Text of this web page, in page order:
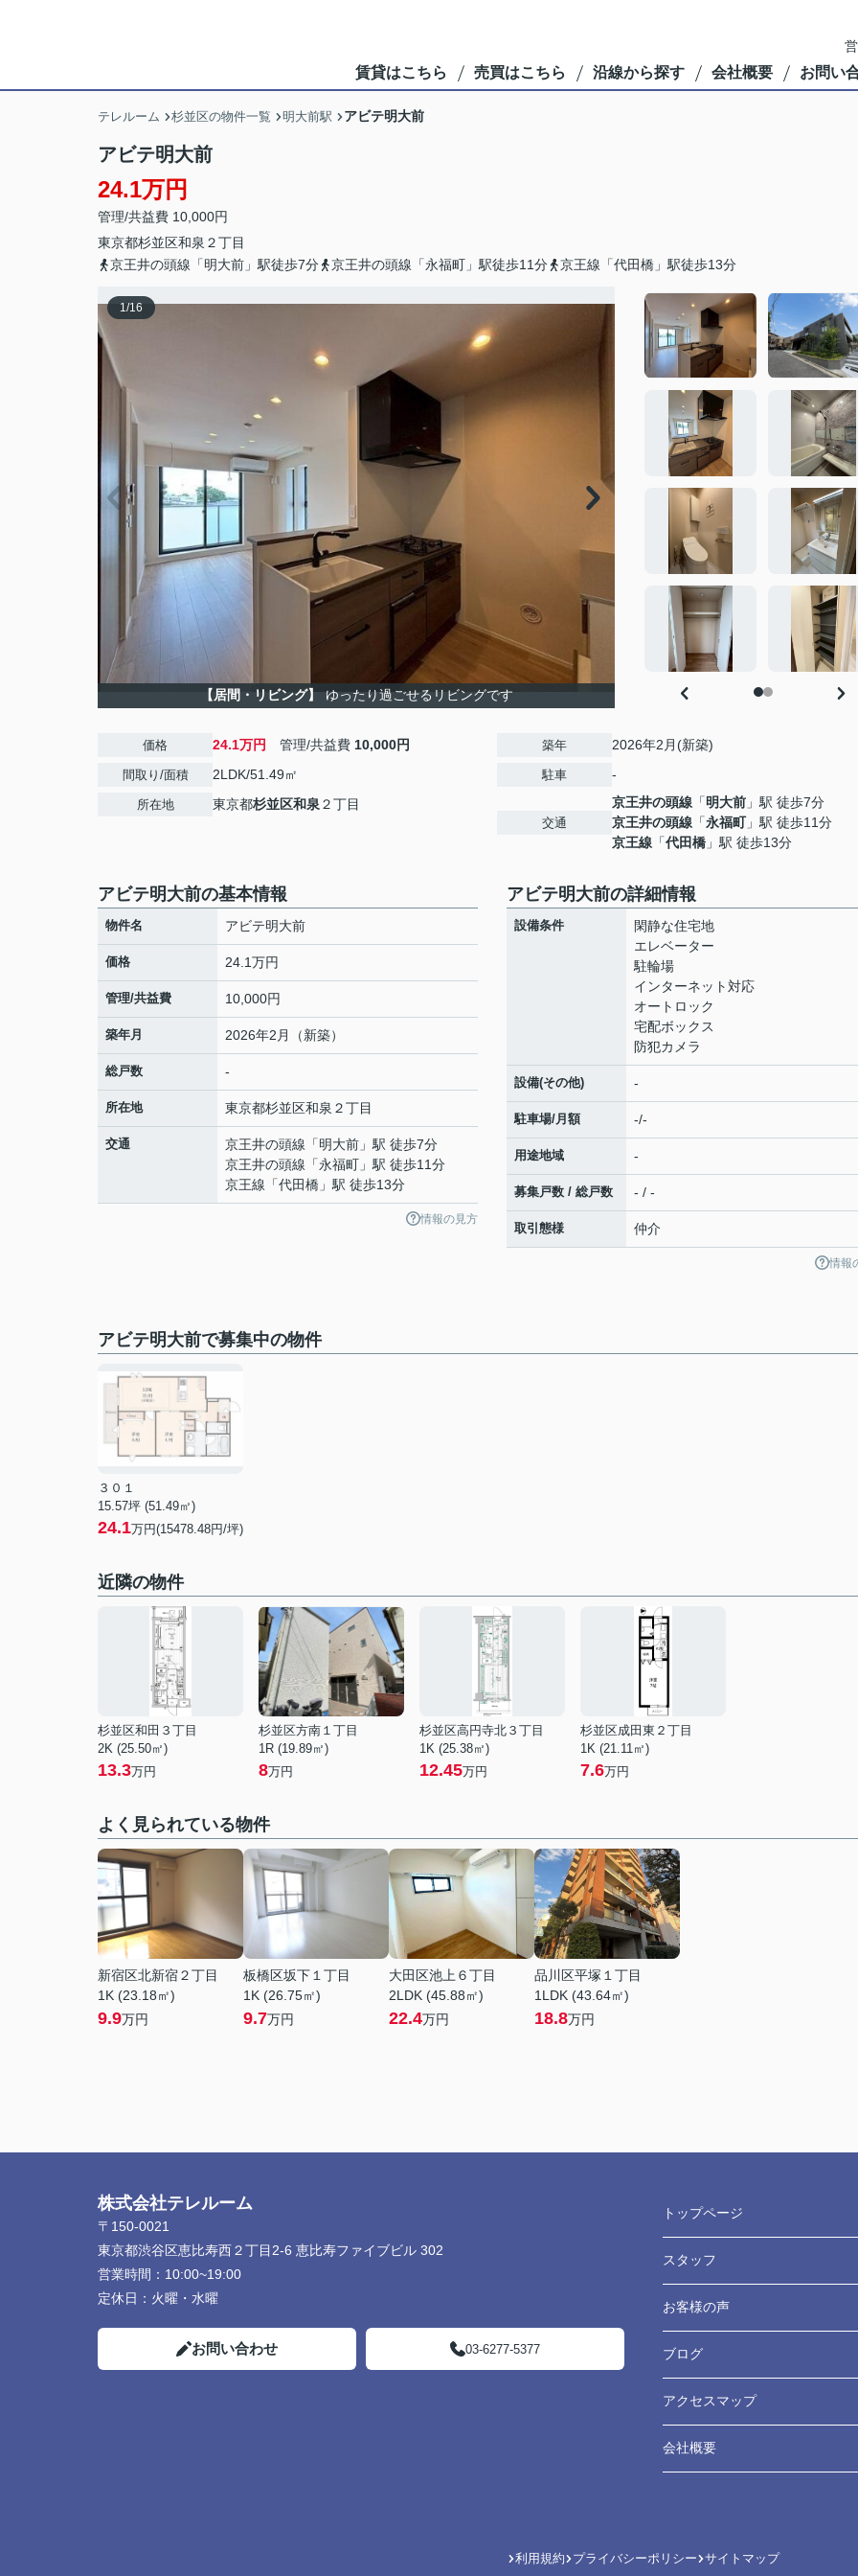
賃貸はこちら 売買はこちら 沿線から探す 会社概要 お問い
テレルーム 杉並区の物件一覧 明大前駅 アビテ明大前
アビテ明大前
24.1万円
管理/共益費 10,000円
東京都杉並区和泉 ２丁目
京王井の頭線「明大前」駅徒歩7分
京王井の頭線「永福町」駅徒歩11分 京王線「代田橋」駅徒歩13分
1/16
【居間・リビング】 ゆったり過ごせるリビングです
価格 24.1万円 管理/共益費 10,000円
間取り/面積 2LDK/51.49㎡
所在地 東京都杉並区和泉 ２丁目
築年 2026年2月(新築)
駐車 -
交通
京王井の頭線 「明大前 」駅 徒歩7分
京王井の頭線 「永福町」駅 徒歩11分
京王線 「代田橋 」駅 徒歩13分
アビテ明大前の基本情報
物件名 アビテ明大前
価格 24.1万円
管理/共益費 10,000円
築年月 2026年2月（新築）
総戸数 -
所在地 東京都杉並区和泉 ２丁目
交通 京王井の頭線 「明大前 」駅 徒歩7分
京王井の頭線 「永福町 」駅 徒歩11分
京王線 「代田橋 」駅 徒歩13分
情報の見方
アビテ明大前の詳細情報
設備条件
閑静な住宅地
エレベーター
駐輪場
インターネット対応
オートロック
宅配ボックス
防犯カメラ
設備(その他) -
駐車場/月額 -/-
用途地域 -
募集戸数 / 総戸数 - / -
取引態様 仲介
情報
アビテ明大前で募集中の物件
３０１
15.57坪 (51.49㎡)
24.1万円(15478.48円/坪)
近隣の物件
杉並区和田３丁目
2K (25.50㎡)
13.3万円
杉並区方南１丁目
1R (19.89㎡)
8万円
杉並区高円寺北３丁目
1K (25.38㎡)
12.45万円
杉並区成田東２丁目
1K (21.11㎡)
7.6万円
よく見られている物件
新宿区北新宿２丁目
1K (23.18㎡)
9.9万円
板橋区坂下１丁目
1K (26.75㎡)
9.7万円
大田区池上６丁目
2LDK (45.88㎡)
22.4万円
品川区平塚１丁目
1LDK (43.64㎡)
18.8万円
株式会社テレルーム
〒150-0021
東京都渋谷区恵比寿西２丁目2-6 恵比寿ファイブビル 302
営業時間： 10:00~19:00
定休日： 火曜・水曜
お問い合わせ 03-6277-5377
トップページ
スタッフ
お客様の声
ブログ
アクセスマップ
会社概要
利用規約 プライバシーポリシー サイトマップ